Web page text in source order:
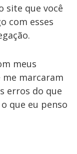
site que você
com esses
meus
marcaram
erros do que
que eu penso